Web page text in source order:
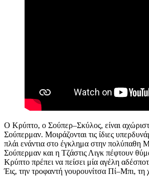
Ο Κρύπτο, ο Σούπερ–Σκύλος, είναι
Σούπερμαν. Μοιράζονται τις ίδιες
πλάι ενάντια στο έγκλημα στην πολύπαθη
Σούπερμαν και η Τζάστις Λιγκ πέφτουν
Κρύπτο πρέπει να πείσει μία αγέλη
Έις, την τροφαντή γουρουνίτσα Πί–Μπι,